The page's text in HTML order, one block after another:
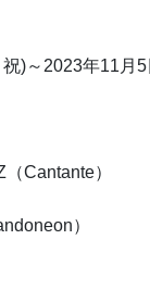
)～2023年11月5
Cantante）
）